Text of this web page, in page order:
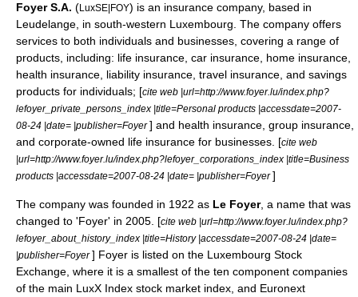
Foyer S.A. (LuxSE|FOY) is an insurance company, based in
Leudelange , in south-western Luxembourg . The company offers
services to both individuals and businesses, covering a range of
products, including: life insurance car insurance home insurance
health insurance liability insurance travel insurance , and savings
products for individuals; [cite web |url=http://www.foyer.lu/index.php?
lefoyer_private_persons_index |title=Personal products |accessdate=2007-
08-24 |date= |publisher=Foyer] and health insurance group insurance
and corporate-owned life insurance for businesses. [cite web
|url=http://www.foyer.lu/index.php?lefoyer_corporations_index |title=Business
products |accessdate=2007-08-24 |date= |publisher=Foyer]
The company was founded in 1922 as Le Foyer, a name that was
changed to 'Foyer' in 2005. [cite web |url=http://www.foyer.lu/index.php?
lefoyer_about_history_index |title=History |accessdate=2007-08-24 |date=
|publisher=Foyer] Foyer is listed on the Luxembourg Stock
Exchange , where it is a smallest of the ten component companies
of the main LuxX Index stock market index , and Euronext